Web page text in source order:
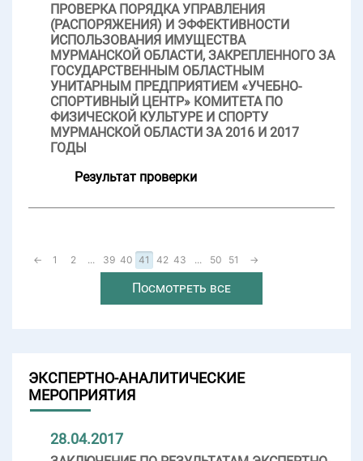
ПРОВЕРКА ПОРЯДКА УПРАВЛЕНИЯ
(РАСПОРЯЖЕНИЯ) И ЭФФЕКТИВНОСТИ
ИСПОЛЬЗОВАНИЯ ИМУЩЕСТВА
МУРМАНСКОЙ ОБЛАСТИ, ЗАКРЕПЛЕННОГО ЗА
ГОСУДАРСТВЕННЫМ ОБЛАСТНЫМ
УНИТАРНЫМ ПРЕДПРИЯТИЕМ «УЧЕБНО-
СПОРТИВНЫЙ ЦЕНТР» КОМИТЕТА ПО
ФИЗИЧЕСКОЙ КУЛЬТУРЕ И СПОРТУ
МУРМАНСКОЙ ОБЛАСТИ ЗА 2016 И 2017
ГОДЫ
Результат проверки
← 1 2 ... 39 40 41 42 43 ... 50 51 →
Посмотреть все
ЭКСПЕРТНО-АНАЛИТИЧЕСКИЕ
МЕРОПРИЯТИЯ
28.04.2017